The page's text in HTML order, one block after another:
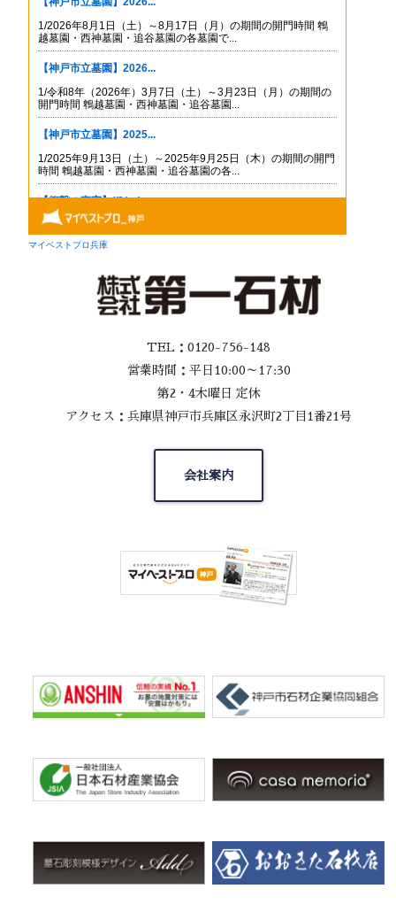
TEL：0120-756-148
営業時間：平日10:00～17:30
第2・4木曜日 定休
アクセス：兵庫県神戸市兵庫区永沢町2丁目1番21号
会社案内